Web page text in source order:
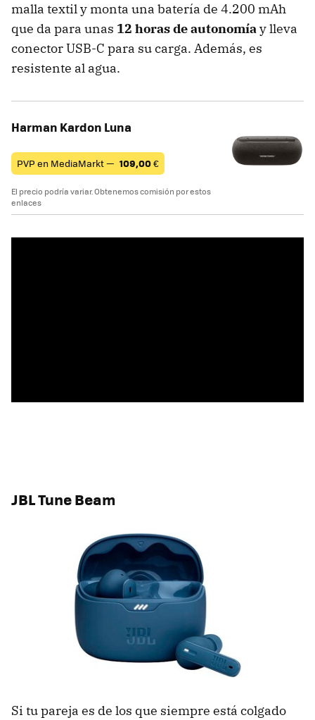
malla textil y monta una batería de 4.200 mAh
que da para unas 12 horas de autonomíay lleva
conector USB-C para su carga. Además, es
resistente al agua.
Harman Kardon Luna
PVP en MediaMarkt — 109,00€
El precio podría variar. Obtenemos comisión por estos
enlaces
JBL Tune Beam
Si tu pareja es de los que siempre está colgado